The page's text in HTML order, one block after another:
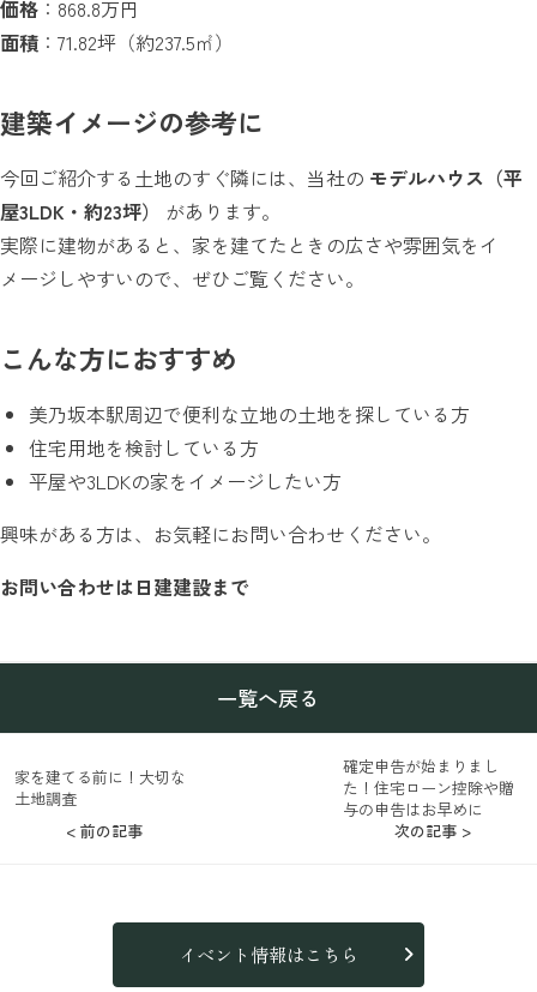
価格 ：868.8万円
面積 ：71.82坪（約237.5㎡）
建築イメージの参考に
今回ご紹介する土地のすぐ隣には、当社の モデルハウス（平
屋3LDK・約23坪）
があります。
実際に建物があると、家を建てたときの広さや雰囲気をイ
メージしやすいので、ぜひご覧ください。
こんな方におすすめ
美乃坂本駅周辺で便利な立地の土地を探している方
住宅用地を検討している方
平屋や3LDKの家をイメージしたい方
興味がある方は、お気軽にお問い合わせください。
お問い合わせは日建建設まで
< 前の記事
家を建てる前に！大切な
土地調査
一覧へ戻る
確定申告が始まりまし
た！住宅ローン控除や贈
与の申告はお早めに
次の記事 >
イベント情報はこちら